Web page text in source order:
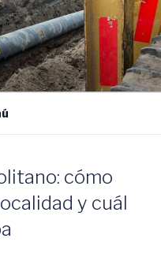
Fe
cómo
y cuál